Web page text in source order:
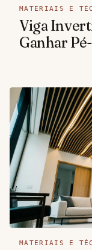
MATERIAIS E
Viga
Ganhar
MATERIAIS E